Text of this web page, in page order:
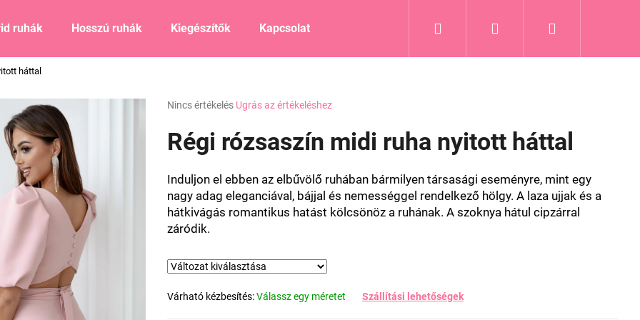
ruhák Hosszú ruhák Kiegészítők Kapcsolat Keresés Bejelentkezés
háttal
A
átlagos
értékelése
0,0
csillag.
Nincs értékelés Ugrás az értékeléshez
Régi rózsaszín midi ruha nyitott háttal
Induljon el ebben az elbűvölő ruhában bármilyen társasági eseményre, mint egy
nagy adag eleganciával, bájjal és nemességgel rendelkező hölgy. A laza ujjak és a
hátkivágás romantikus hatást kölcsönöz a ruhának. A szoknya hátul cipzárral
záródik.
Várható kézbesítés:Válassz egy méretet Szállítási lehetőségek
KERESÉS
Ajánljuk